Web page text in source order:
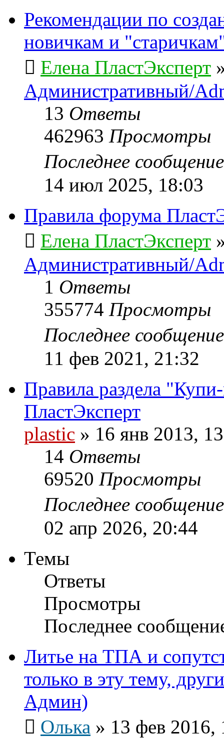
Рекомендации по
новичкам и
Елена ПластЭксперт
Административный/
13 Ответы
462963 Просмотры
Последнее
14 июл 2025, 18:03
Правила форума
Елена ПластЭксперт
Административный/
1 Ответы
355774 Просмотры
Последнее
11 фев 2021, 21:32
Правила раздела
ПластЭксперт
plastic » 16 янв 2013,
14 Ответы
69520 Просмотры
Последнее
02 апр 2026, 20:44
Темы
Ответы
Просмотры
Последнее
Литье на ТПА и
только в эту тему,
Админ)
Олька » 13 фев 2016,